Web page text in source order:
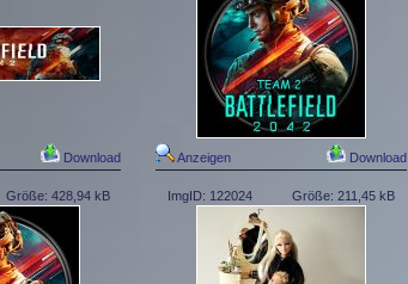
Download Anzeigen Download
Größe: 428,94 kB ImgID: 122024 Größe: 211,45 kB